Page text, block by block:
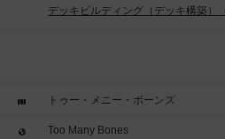
デッキビルディング（デッキ構築）
トゥー・メニー・ボーンズ
Too Many Bones